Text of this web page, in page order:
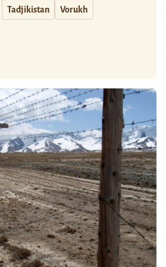
Tadjikistan Vorukh